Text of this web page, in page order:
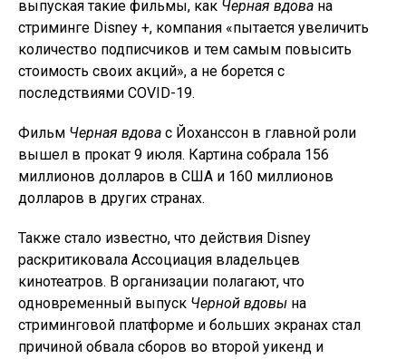
выпуская такие фильмы, как Черная вдова на
стриминге Disney +, компания «пытается увеличить
количество подписчиков и тем самым повысить
стоимость своих акций», а не борется с
последствиями COVID-19.
Фильм Черная вдова с Йоханссон в главной роли
вышел в прокат 9 июля. Картина собрала 156
миллионов долларов в США и 160 миллионов
долларов в других странах.
Также стало известно, что действия Disney
раскритиковала Ассоциация владельцев
кинотеатров. В организации полагают, что
одновременный выпуск Черной вдовы на
стриминговой платформе и больших экранах стал
причиной обвала сборов во второй уикенд и